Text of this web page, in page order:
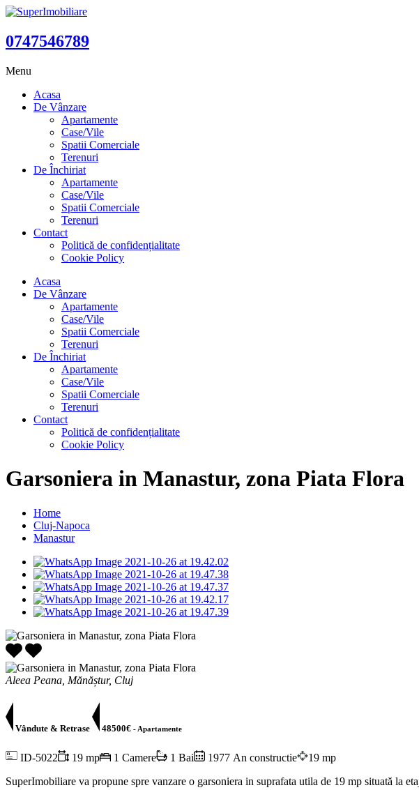
0747546789
Menu
Acasa
De Vânzare
Apartamente
Case/Vile
Spatii Comerciale
Terenuri
De Închiriat
Apartamente
Case/Vile
Spatii Comerciale
Terenuri
Contact
Politică de confidențialitate
Cookie Policy
Acasa
De Vânzare
Apartamente
Case/Vile
Spatii Comerciale
Terenuri
De Închiriat
Apartamente
Case/Vile
Spatii Comerciale
Terenuri
Contact
Politică de confidențialitate
Cookie Policy
Garsoniera in Manastur, zona Piata Flora
Home
Cluj-Napoca
Manastur
Aleea Peana, Mănăștur, Cluj
Vândute & Retrase 48500€ - Apartamente
ID-5022 19 mp 1 Camere 1 Bai 1977 An constructie
19 mp
SuperImobiliare va propune spre vanzare o garsoniera in suprafata utila de 19 mp situată la